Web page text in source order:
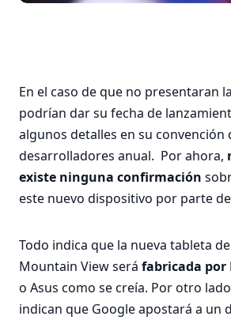
En el caso de que no presentaran la
podrían dar su fecha de
algunos detalles en su convención
desarrolladores anual. Por ahora,
existe ninguna confirmación
este nuevo dispositivo por parte
Todo indica que la nueva tableta
Mountain View será fabricada por
o Asus como se creía. Por otro
indican que Google apostará a un